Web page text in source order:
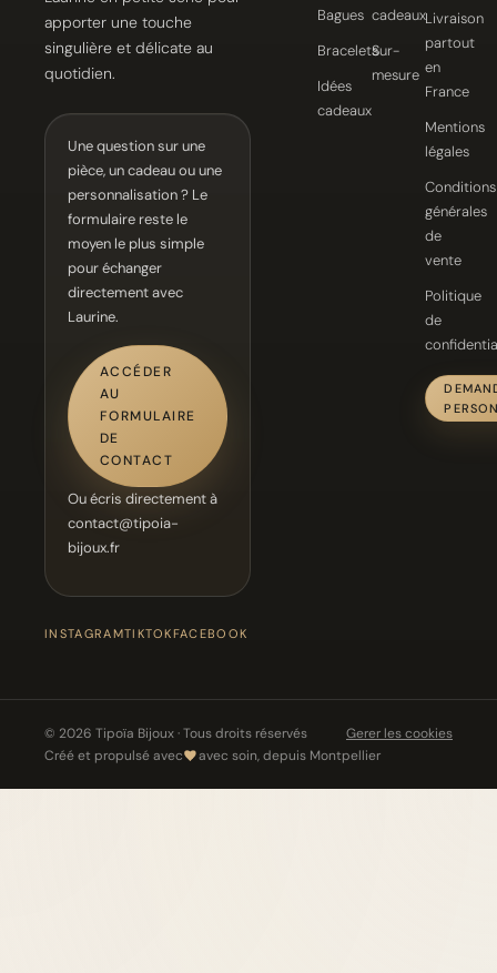
apporter une touche
singulière et délicate au
quotidien.
Une question sur une
pièce, un cadeau ou une
personnalisation ? Le
formulaire reste le
moyen le plus simple
pour échanger
directement avec
Laurine.
ACCÉDER
AU
FORMULAIRE
DE
CONTACT
Ou écris directement à
contact@tipoia-
bijoux.fr
INSTAGRAMTIKTOKFACEBOOK
Bagues
Bracelets
Idées
cadeaux
cadeaux
Sur-
mesure
Livraison
partout
en
France
Mentions
légales
Conditions
générales
de
vente
Politique
de
© 2026 Tipoïa Bijoux · Tous droits réservés
Gerer les cookies
Créé et propulsé avec
avec soin, depuis Montpellier